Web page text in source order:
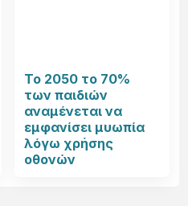
Το 2050 το 70%
των παιδιών
αναμένεται να
εμφανίσει μυωπία
λόγω χρήσης
οθονών